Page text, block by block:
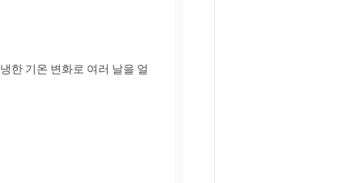
한 기온 변화로 여러 날을 얼